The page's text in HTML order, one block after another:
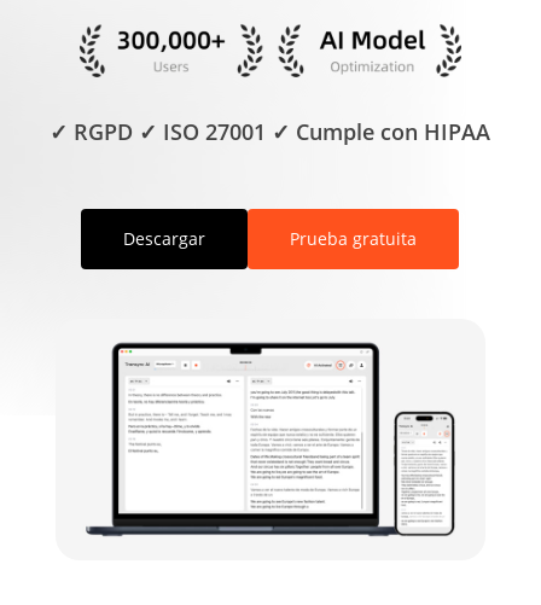
✓ RGPD ✓ ISO 27001 ✓ Cumple con HIPAA
Descargar Prueba gratuita